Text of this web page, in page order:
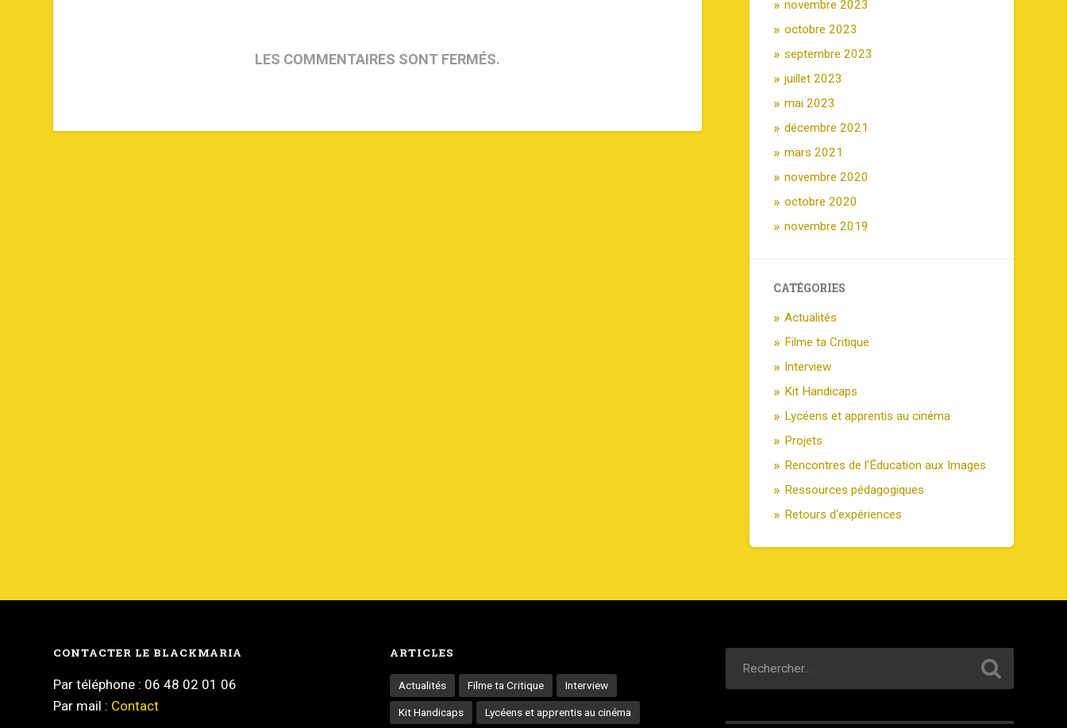
LES COMMENTAIRES SONT FERMÉS.
novembre 2023
octobre 2023
septembre 2023
juillet 2023
mai 2023
décembre 2021
mars 2021
novembre 2020
octobre 2020
novembre 2019
CATÉGORIES
Actualités
Filme ta Critique
Interview
Kit Handicaps
Lycéens et apprentis au cinéma
Projets
Rencontres de l'Éducation aux Images
Ressources pédagogiques
Retours d'expériences
CONTACTER LE BLACKMARIA
Par téléphone : 06 48 02 01 06
Par mail : Contact
ARTICLES
Actualités Filme ta Critique Interview
Kit Handicaps Lycéens et apprentis au cinéma